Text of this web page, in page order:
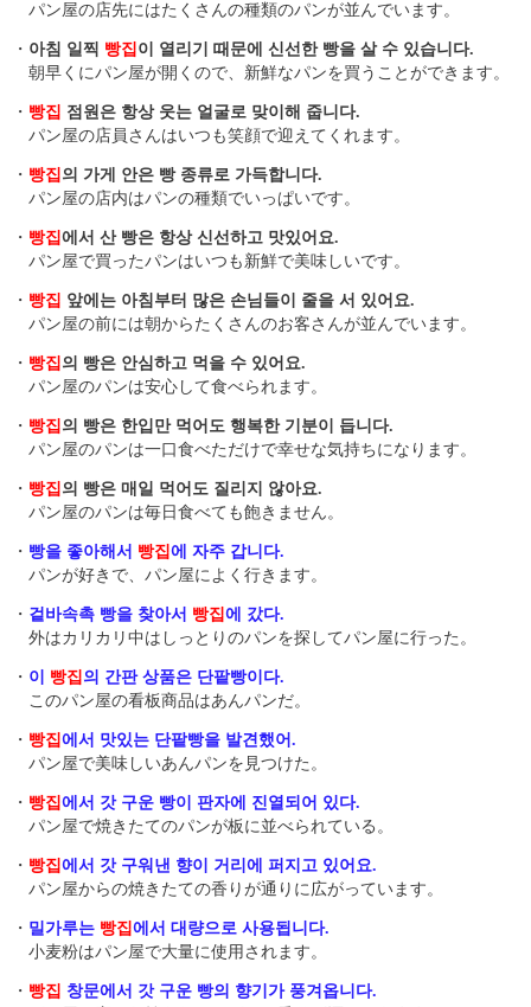
パン屋の店先にはたくさんの種類のパンが並んでいます。
・ 아침 일찍 빵집 이 열리기 때문에 신선한 빵을 살 수 있습니다.
朝早くにパン屋が開くので、新鮮なパンを買うことができます。
・ 빵집 점원은 항상 웃는 얼굴로 맞이해 줍니다.
パン屋の店員さんはいつも笑顔で迎えてくれます。
・ 빵집 의 가게 안은 빵 종류로 가득합니다.
パン屋の店内はパンの種類でいっぱいです。
・ 빵집에서 산 빵은 항상 신선하고 맛있어요.
パン屋で買ったパンはいつも新鮮で美味しいです。
・ 빵집 앞에는 아침부터 많은 손님들이 줄을 서 있어요.
パン屋の前には朝からたくさんのお客さんが並んでいます。
・ 빵집 의 빵은 안심하고 먹을 수 있어요.
パン屋のパンは安心して食べられます。
・ 빵집 의 빵은 한입만 먹어도 행복한 기분이 듭니다.
パン屋のパンは一口食べただけで幸せな気持ちになります。
・ 빵집 의 빵은 매일 먹어도 질리지 않아요.
パン屋のパンは毎日食べても飽きません。
・ 빵을 좋아해서 빵집에 자주 갑니다.
パンが好きで、パン屋によく行きます。
・ 겉바속촉 빵을 찾아서 빵집에 갔다.
外はカリカリ中はしっとりのパンを探してパン屋に行った。
・ 이 빵집 의 간판 상품은 단팥빵이다.
このパン屋の看板商品はあんパンだ。
・ 빵집에서 맛있는 단팥빵을 발견했어.
パン屋で美味しいあんパンを見つけた。
・ 빵집에서 갓 구운 빵이 판자에 진열되어 있다.
パン屋で焼きたてのパンが板に並べられている。
・ 빵집에서 갓 구워낸 향이 거리에 퍼지고 있어요.
パン屋からの焼きたての香りが通りに広がっています。
・ 밀가루는 빵집에서 대량으로 사용됩니다.
小麦粉はパン屋で大量に使用されます。
・ 빵집 창문에서 갓 구운 빵의 향기가 풍겨옵니다.